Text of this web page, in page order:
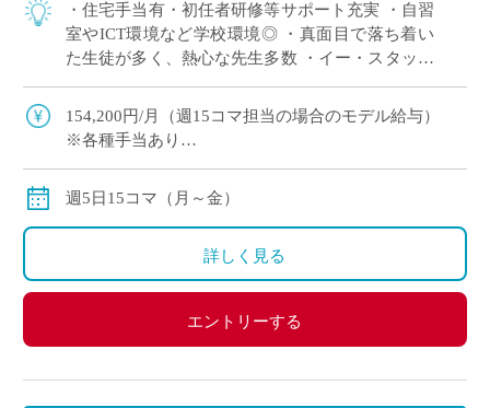
・住宅手当有・初任者研修等サポート充実 ・自習
室やICT環境など学校環境◎ ・真面目で落ち着い
た生徒が多く、熱心な先生多数 ・イー・スタッフ
後に正式応募か否かを判断いただくこ […]
154,200円/月（週15コマ担当の場合のモデル給与）
※各種手当あり
週5日15コマ（月～金）
詳しく見る
エントリーする